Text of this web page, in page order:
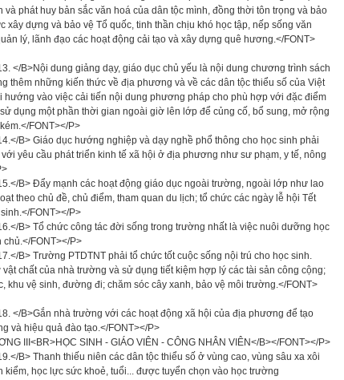
phát huy bản sắc văn hoá của dân tộc mình, đồng thời tôn trọng và bảo
xây dựng và bảo vệ Tổ quốc, tinh thần chịu khó học tập, nếp sống văn
lý, lãnh đạo các hoạt động cải tạo và xây dựng quê hương.</FONT>
</B>Nội dung giảng dạy, giáo dục chủ yếu là nội dung chương trình sách
thêm những kiến thức về địa phương và về các dân tộc thiểu số của Việt
hướng vào việc cải tiến nội dung phương pháp cho phù hợp với đặc điểm
dụng một phần thời gian ngoài giờ lên lớp để củng cố, bổ sung, mở rộng
FONT></P>
B> Giáo dục hướng nghiệp và dạy nghề phổ thông cho học sinh phải
yêu cầu phát triển kinh tế xã hội ở địa phương như sư phạm, y tế, nông
B> Đẩy mạnh các hoạt động giáo dục ngoài trường, ngoài lớp như lao
theo chủ đề, chủ điểm, tham quan du lịch; tổ chức các ngày lễ hội Tết
FONT></P>
B> Tổ chức công tác đời sống trong trường nhất là việc nuôi dưỡng học
FONT></P>
B> Trường PTDTNT phải tổ chức tốt cuộc sống nội trú cho học sinh.
chất của nhà trường và sử dụng tiết kiệm hợp lý các tài sản công cộng;
vệ sinh, đường đi; chăm sóc cây xanh, bảo vệ môi trường.</FONT>
</B>Gắn nhà trường với các hoạt động xã hội của địa phương để tạo
và hiệu quả đào tạo.</FONT></P>
III<BR>HỌC SINH - GIÁO VIÊN - CÔNG NHÂN VIÊN</B></FONT></P>
B> Thanh thiếu niên các dân tộc thiểu số ở vùng cao, vùng sâu xa xôi
học lực sức khoẻ, tuổi... được tuyển chọn vào học trường